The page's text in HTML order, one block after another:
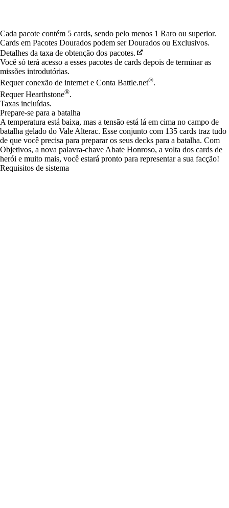
Available actions
Cada pacote contém 5 cards, sendo pelo menos 1 Raro ou superior.
Cards em Pacotes Dourados podem ser Dourados ou Exclusivos.
Detalhes da taxa de obtenção dos pacotes.
Você só terá acesso a esses pacotes de cards depois de terminar as
missões introdutórias.
Requer conexão de internet e Conta Battle.net®.
Requer Hearthstone®.
Taxas incluídas.
Prepare-se para a batalha
A temperatura está baixa, mas a tensão está lá em cima no campo de
batalha gelado do Vale Alterac. Esse conjunto com 135 cards traz tudo
de que você precisa para preparar os seus decks para a batalha. Com
Objetivos, a nova palavra-chave Abate Honroso, a volta dos cards de
herói e muito mais, você estará pronto para representar a sua facção!
Requisitos de sistema